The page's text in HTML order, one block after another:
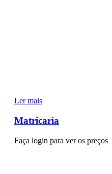
Ler mais
Matricaria
Faça login para ver os preços